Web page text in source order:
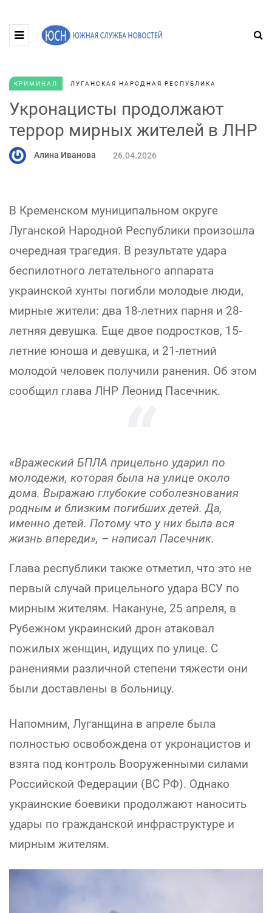
КРИМИНАЛ ЛУГАНСКАЯ НАРОДНАЯ РЕСПУБЛИКА
Укронацисты продолжают
террор мирных жителей в ЛНР
Алина Иванова 26.04.2026
В Кременском муниципальном округе
Луганской Народной Республики произошла
очередная трагедия. В результате удара
беспилотного летательного аппарата
украинской хунты погибли молодые люди,
мирные жители: два 18-летних парня и 28-
летняя девушка. Еще двое подростков, 15-
летние юноша и девушка, и 21-летний
молодой человек получили ранения. Об этом
сообщил глава ЛНР Леонид Пасечник.
«Вражеский БПЛА прицельно ударил по
молодежи, которая была на улице около
дома. Выражаю глубокие соболезнования
родным и близким погибших детей. Да,
именно детей. Потому что у них была вся
жизнь впереди», – написал Пасечник.
Глава республики также отметил, что это не
первый случай прицельного удара ВСУ по
мирным жителям. Накануне, 25 апреля, в
Рубежном украинский дрон атаковал
пожилых женщин, идущих по улице. С
ранениями различной степени тяжести они
были доставлены в больницу.
Напомним, Луганщина в апреле была
полностью освобождена от укронацистов и
взята под контроль Вооруженными силами
Российской Федерации (ВС РФ). Однако
украинские боевики продолжают наносить
удары по гражданской инфраструктуре и
мирным жителям.